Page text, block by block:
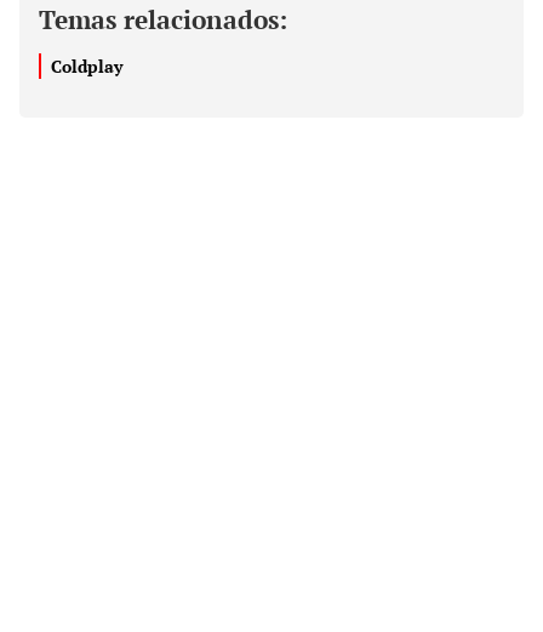
Temas relacionados:
Coldplay